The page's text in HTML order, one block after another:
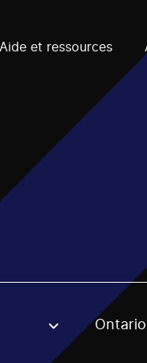
Aide et ressources
filter will beOntario